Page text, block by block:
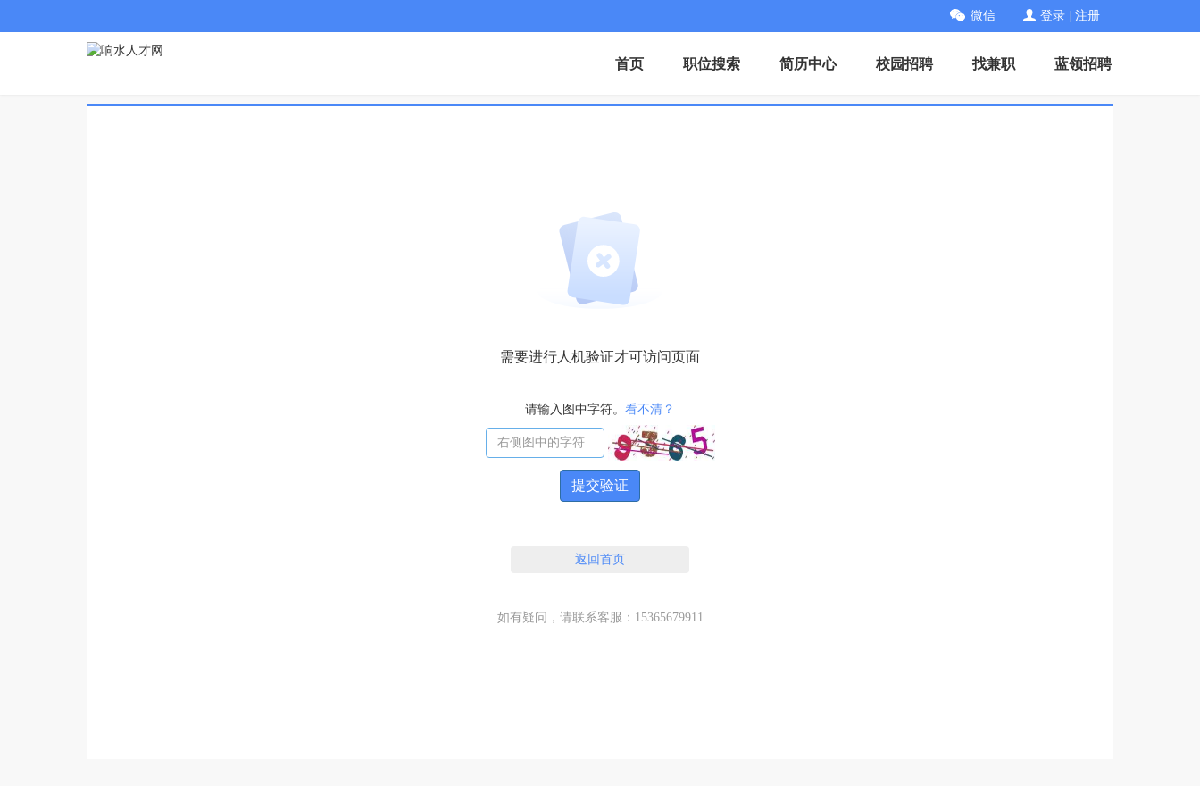
微信 登录 注册
首页 职位搜索 简历中心 校园招聘 找兼职 蓝领招聘
需要进行人机验证才可访问页面
请输入图中字符。 看不清？
提交验证
返回首页
如有疑问，请联系客服：15365679911